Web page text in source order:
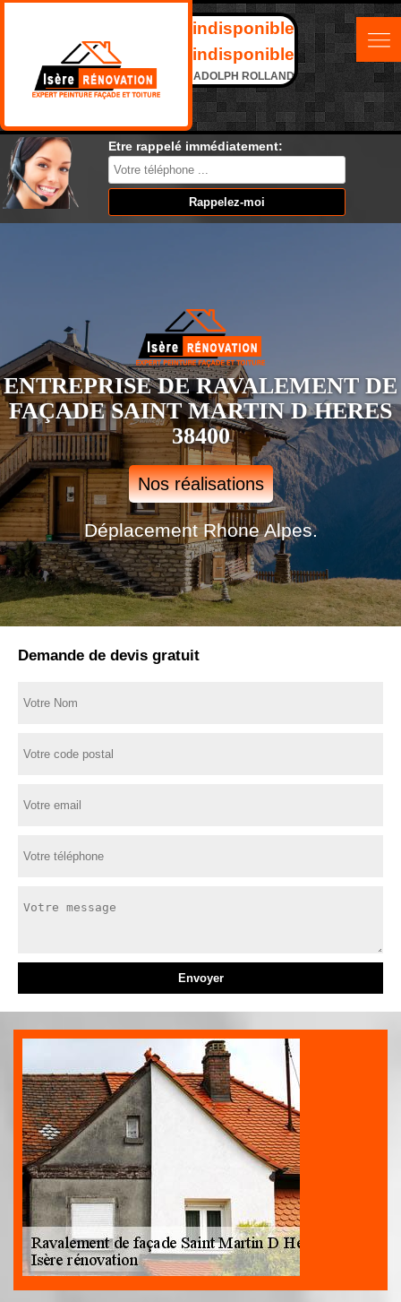
indisponible
indisponible
ADOLPH ROLLAND
Etre rappelé immédiatement:
ENTREPRISE DE RAVALEMENT DE
FAÇADE SAINT MARTIN D HERES
38400
Nos réalisations
Déplacement Rhone Alpes.
Demande de devis gratuit